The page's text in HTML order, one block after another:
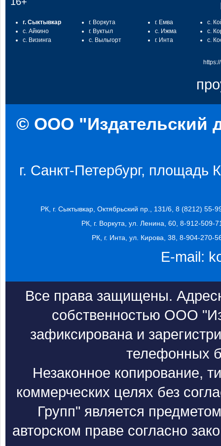
г. Сыктывкар
с. Айкино
с. Визинга
г. Воркута
г. Вуктыл
с. Выльгорт
г. Емва
с. Ижма
г. Инта
с.
с.
с.
© ООО "Издательский
г. Санкт-Петербург, площадь
РК, г. Сыктывкар, Октябрьский пр., 131/6, 8 (8212) 55-
РК, г. Воркута, ул. Ленина, 60, 8-912-509-
РК, г. Инта, ул. Кирова, 38, 8-904-270-
E-mail:
Все права защищены.
собственностью ООО
зафиксирована и
телефонных
Незаконное копирование,
коммерческих целях без
Групп" является
авторском праве согласно